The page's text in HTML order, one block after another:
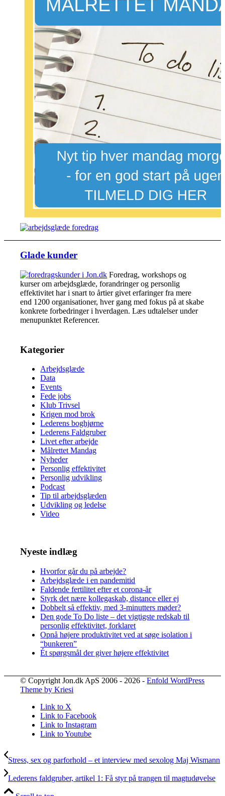
Glade kunder
Foredrag, workshops og
kurser om arbejdsglæde, forandringer og personlig
effektivitet har i snart to årtier givet erfaringer fra mere
end 1200 organisationer, hver gang med fokus på at skabe
konkrete forbedringer i hverdagen. Læs udtalelser under
menupunktet Referencer.
Kategorier
Arbejdsglæde
Data
Events
Fede jobs
Klub Trivsel
Krigen mod brok
Lederens boghjørne
Lederens Faldgruber
Livet efter arbejde
Målrettet Mandag
Nyheder
Personlig effektivitet
Personlig udvikling
Podcast
Tip til arbejdsglæden
Udvikling og ledelse
Video
Nyeste indlæg
Hvorfor går du på arbejde?
Arbejdsglæde i en pandemitid
Faldende fertilitet efter et corona-år
Styrk det nære kollegaskab, distance eller ej
Dobbelt så effektiv, med 3-minutters møder?
Den gode To Do liste – det vigtigste redskab til
personlig effektivitet, forklaret
Opnå højere produktivitet ved at søge isolation i
“bunkeren”
Ét spørgsmål der giver højere effektivitet
© Copyright Jon.dk ApS 2006 - 2026 -Enfold WordPress
Theme by Kriesi
Link to X
Link to Facebook
Link to Instagram
Link to Youtube
Stress, sex og parforhold – et interview med sexolog Maj Wismann
Lederens faldgruber, artikel 1: Få styr på trangen til magtudøvelse